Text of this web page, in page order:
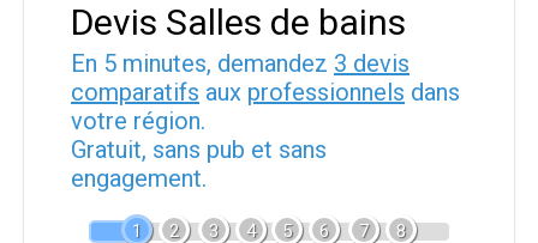
Devis Salles de bains
En 5 minutes, demandez 3 devis
comparatifs aux professionnels dans
votre région.
Gratuit, sans pub et sans
engagement.
1 2 3 4 5 6 7 8